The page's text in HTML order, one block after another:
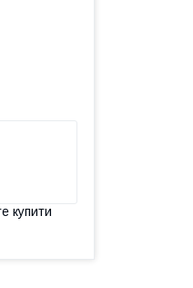
купити